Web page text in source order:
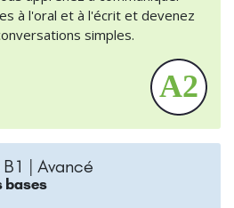
à l'oral et à l'écrit et devenez
simples.
| Avancé
bases